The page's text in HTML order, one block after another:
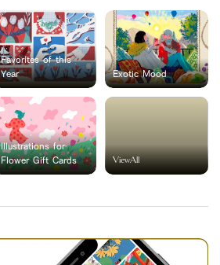
Favorites of this
Year
Exotic Mood
Illustrations for
Flower Gift Cards
ViewAll